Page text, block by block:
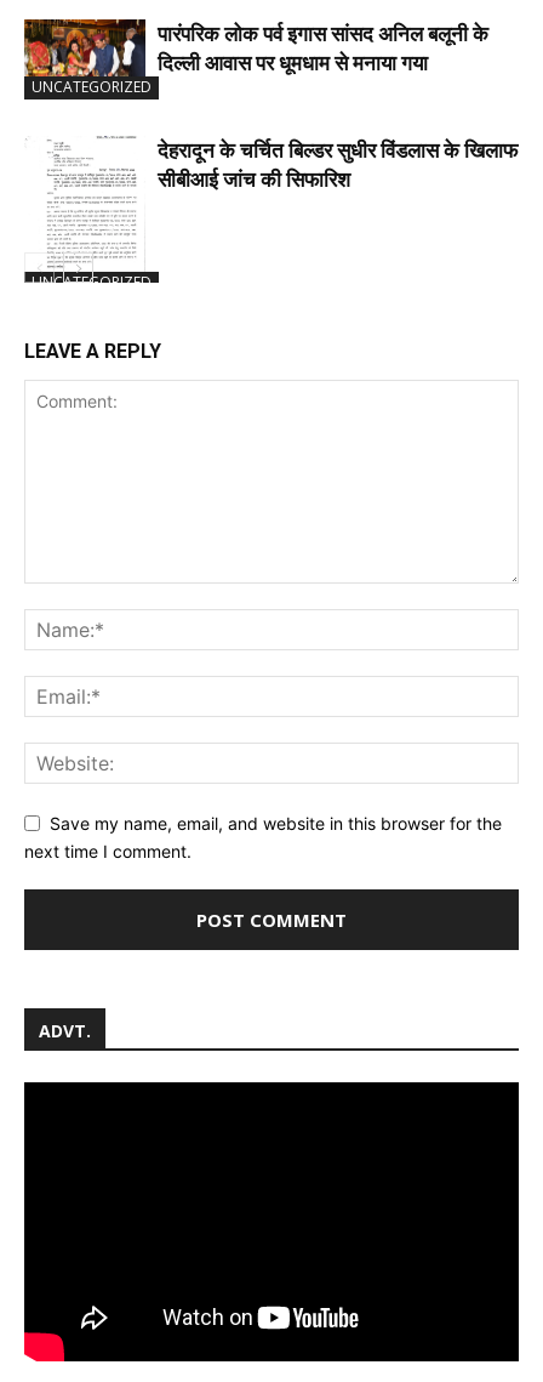
UNCATEGORIZED
पारंपरिक लोक पर्व इगास सांसद अनिल बलूनी के
दिल्ली आवास पर धूमधाम से मनाया गया
UNCATEGORIZED
देहरादून के चर्चित बिल्डर सुधीर विंडलास के खिलाफ
सीबीआई जांच की सिफारिश
LEAVE A REPLY
Save my name, email, and website in this browser for the
next time I comment.
ADVT.